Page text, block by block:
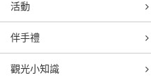
活動
伴手禮
觀光小知識